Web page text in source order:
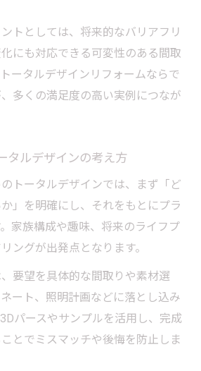
トとしては、将来的なバリアフリ
にも対応できる可変性のある間取
ータルデザインリフォームならで
多くの満足度の高い実例につなが
タルデザインの考え方
トータルデザインでは、まず「ど
」を明確にし、それをもとにプラ
家族構成や趣味、将来のライフプ
ングが出発点となります。
要望を具体的な間取りや素材選
ート、照明計画などに落とし込み
パースやサンプルを活用し、完成
とでミスマッチや後悔を防止しま